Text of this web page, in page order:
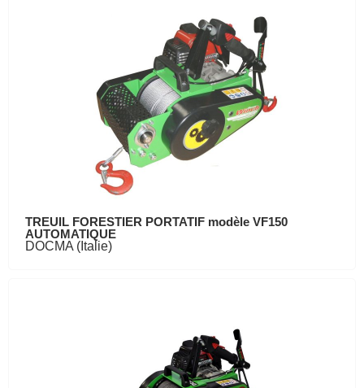
TREUIL FORESTIER PORTATIF modèle VF150
AUTOMATIQUE
DOCMA (Italie)